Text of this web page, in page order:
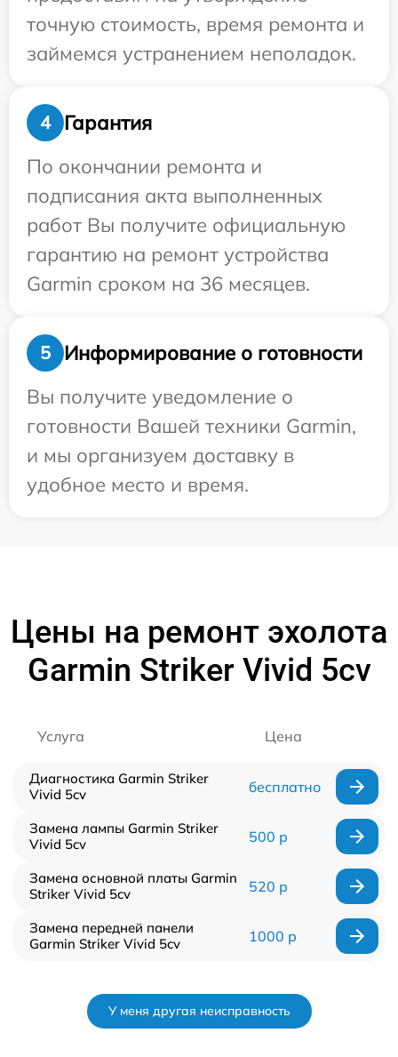
точную стоимость, время ремонта и
займемся устранением неполадок.
4
Гарантия
По окончании ремонта и
подписания акта выполненных
работ Вы получите официальную
гарантию на ремонт устройства
Garmin сроком на 36 месяцев.
5
Информирование о готовности
Вы получите уведомление о
готовности Вашей техники Garmin,
и мы организуем доставку в
удобное место и время.
Цены на ремонт эхолота
Garmin Striker Vivid 5cv
Услуга Цена
Диагностика Garmin Striker
Vivid 5cv
бесплатно
Замена лампы Garmin Striker
Vivid 5cv
500 р
Замена основной платы Garmin
Striker Vivid 5cv
520 р
Замена передней панели
Garmin Striker Vivid 5cv
1000 р
У меня другая неисправность